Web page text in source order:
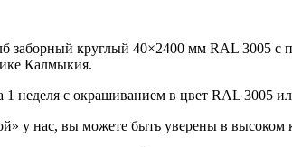
заборный круглый 40×2400 мм RAL 3005
Калмыкия.
неделя с окрашиванием в цвет RAL 3005
у нас, вы можете быть уверены в высоком